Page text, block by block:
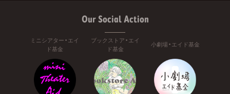
Our Social Action
ミニシアター・エイ
ド基金
ブックストア・エイ
ド基金
小劇場・エイド基金